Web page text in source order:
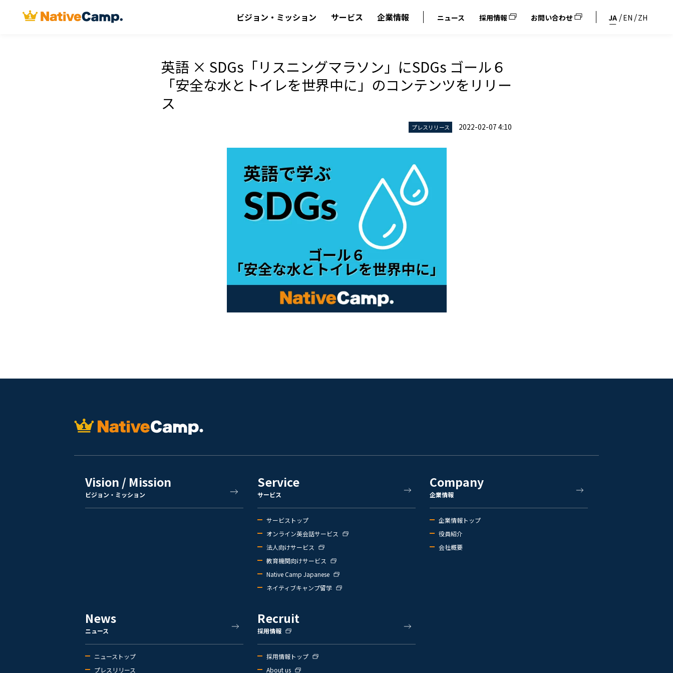
ビジョン・ミッション サービス 企業情報 ニュース 採用情報 お問い合わせ JA EN ZH
英語 × SDGs「リスニングマラソン」にSDGs ゴール６
「安全な水とトイレを世界中に」のコンテンツをリリー
ス
プレスリリース 2022-02-07 4:10
Vision / Mission
ビジョン・ミッション
Service
サービス
サービストップ
オンライン英会話サービス
法人向けサービス
教育機関向けサービス
Native Camp Japanese
ネイティブキャンプ留学
Company
企業情報
企業情報トップ
役員紹介
会社概要
News
ニュース
ニューストップ
プレスリリース
Recruit
採用情報
採用情報トップ
About us